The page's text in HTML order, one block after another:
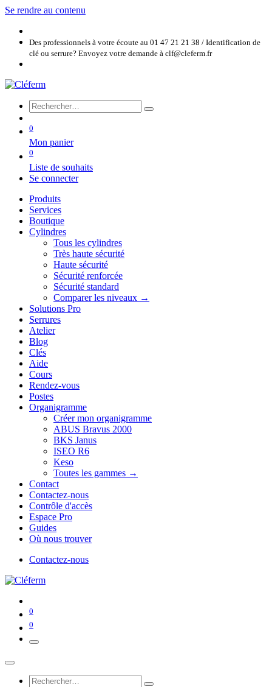
Se rendre au contenu
Des professionnels à votre écoute au 01 47 21 21 38 / Identification de
clé ou serrure? Envoyez votre demande à clf@cleferm.fr
0
Mon panier
0
Liste de souhaits
Se connecter
Produits
Services
Boutique
Cylindres
Tous les cylindres
Très haute sécurité
Haute sécurité
Sécurité renforcée
Sécurité standard
Comparer les niveaux →
Solutions Pro
Serrures
Atelier
Blog
Clés
Aide
Cours
Rendez-vous
Postes
Organigramme
Créer mon organigramme
ABUS Bravus 2000
BKS Janus
ISEO R6
Keso
Toutes les gammes →
Contact
Contactez-nous
Contrôle d'accès
Espace Pro
Guides
Où nous trouver
Contactez-nous
0
0